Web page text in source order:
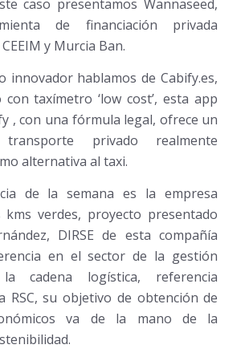
caso presentamos Wannaseed,
de financiación privada
y Murcia Ban.
innovador hablamos de Cabify.es,
taxímetro ‘low cost’, esta app
, con una fórmula legal, ofrece un
privado realmente
alternativa al taxi.
de la semana es la empresa
kms verdes, proyecto presentado
DIRSE de esta compañía
en el sector de la gestión
cadena logística, referencia
RSC, su objetivo de obtención de
va de la mano de la